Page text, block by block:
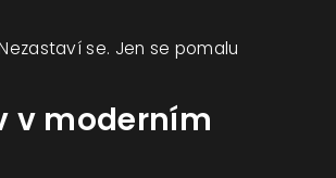
se. Jen se pomalu
v moderním